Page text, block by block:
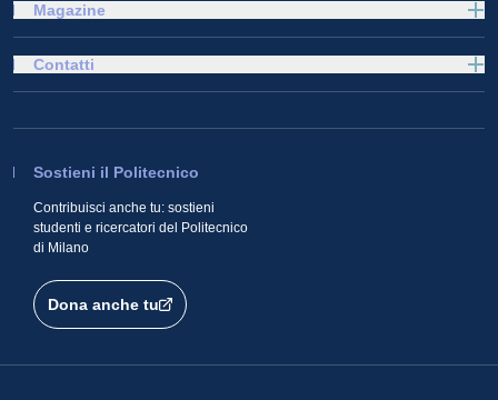
Magazine
Sostieni il Politecnico
Contribuisci anche tu: sostieni
studenti e ricercatori del Politecnico
di Milano
Dona anche tu
Contatti